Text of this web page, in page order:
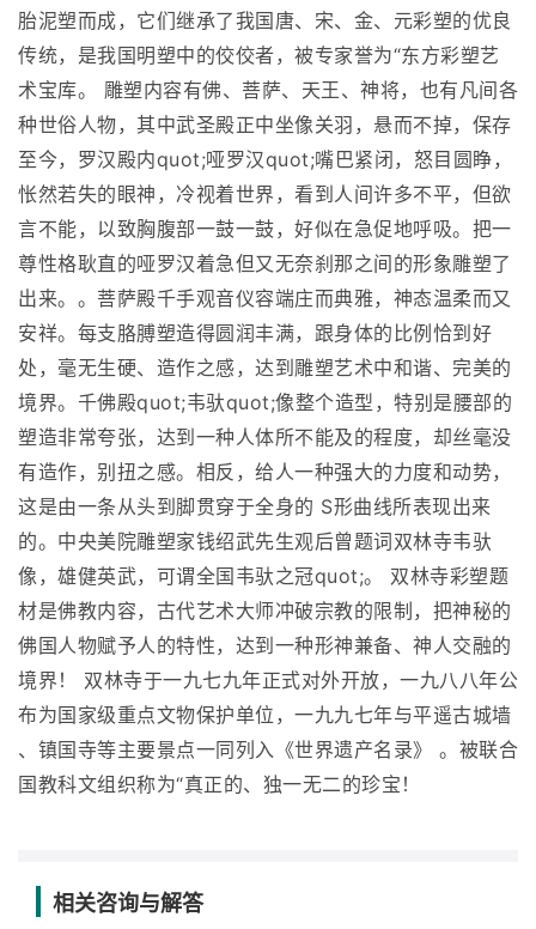
胎泥塑而成，它们继承了我国唐、宋、金、元彩塑的优良
传统，是我国明塑中的佼佼者，被专家誉为“东方彩塑艺
术宝库。 雕塑内容有佛、菩萨、天王、神将，也有凡间各
种世俗人物，其中武圣殿正中坐像关羽，悬而不掉，保存
至今，罗汉殿内quot;哑罗汉quot;嘴巴紧闭，怒目圆睁，
怅然若失的眼神，冷视着世界，看到人间许多不平，但欲
言不能，以致胸腹部一鼓一鼓，好似在急促地呼吸。把一
尊性格耿直的哑罗汉着急但又无奈刹那之间的形象雕塑了
出来。。菩萨殿千手观音仪容端庄而典雅，神态温柔而又
安祥。每支胳膊塑造得圆润丰满，跟身体的比例恰到好
处，毫无生硬、造作之感，达到雕塑艺术中和谐、完美的
境界。千佛殿quot;韦驮quot;像整个造型，特别是腰部的
塑造非常夸张，达到一种人体所不能及的程度，却丝毫没
有造作，别扭之感。相反，给人一种强大的力度和动势，
这是由一条从头到脚贯穿于全身的 S形曲线所表现出来
的。中央美院雕塑家钱绍武先生观后曾题词双林寺韦驮
像，雄健英武，可谓全国韦驮之冠quot;。 双林寺彩塑题
材是佛教内容，古代艺术大师冲破宗教的限制，把神秘的
佛国人物赋予人的特性，达到一种形神兼备、神人交融的
境界！ 双林寺于一九七九年正式对外开放，一九八八年公
布为国家级重点文物保护单位，一九九七年与平遥古城墙
、镇国寺等主要景点一同列入《世界遗产名录》 。被联合
国教科文组织称为“真正的、独一无二的珍宝！
相关咨询与解答